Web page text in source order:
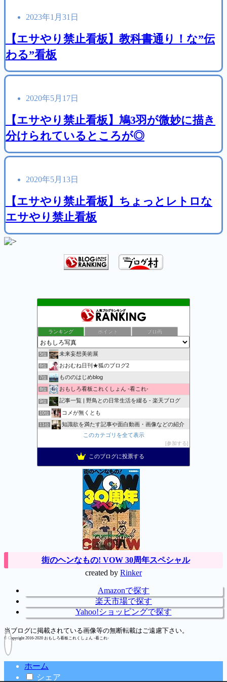
2023年1月31日
【エサやり禁止看板】教科書通り！な”伝
わる”看板
2020年5月17日
【エサやり禁止看板】鳩3羽が微妙に描き
分けられているところが◎
2020年5月13日
【エサやり禁止看板】ちょっとレトロな
エサやり禁止看板
ランキング ポイント ブロ画
1位 万物秘宝館
こんな顔
写真と歩く Photo Walk
4位 立体写真日記
5位 未来妄想美術展
6位 おおむね日刊★狐のブログ2
7位 もののはじめblog
8位 おもしろ看板これくしょん -看これ-
9位 記事一覧 | 野鳥との日常生活を綴る - 楽天ブログ
10位 コメが無くとも
11位 知識欲を満たす記事や面白動画・画像などの紹介
おとぼけワールドワイド
13位 おもしろ・ビックリ画像集
スマフォカメラで面白・綺麗 写真集
想いのままに。 スマフォPhoto
このカテゴリを全て表示
参加する
このブログに投票する
街のヘンなもの! VOW 30周年スペシャル
created by Rinker
Amazonで探す
楽天市場で探す
Yahoo!ショッピングで探す
当ブログに掲載されている画像等の無断転載はご遠慮下さい。
© Copyright 2016-2020 おもしろ看板これくしょん -看これ-
ホーム
シェア